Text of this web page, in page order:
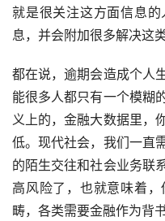
就是很关注这方面信息
息，并会附加很多解决这
都在说，逾期会造成个人
能很多人都只有一个模糊
义上的，金融大数据里，
低。现代社会，我们一直
的陌生交往和社会业务联
高风险了，也就意味着
畴，各类需要金融作为背